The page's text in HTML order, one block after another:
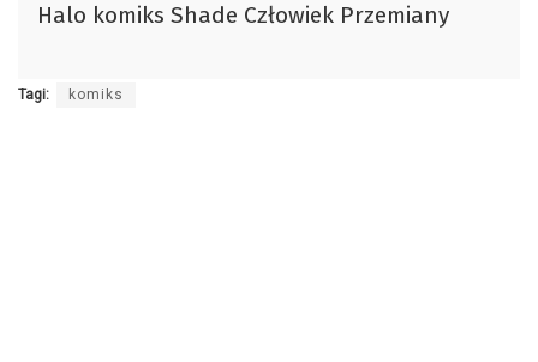
dźwiękowych
Halo komiks Shade Człowiek Przemiany
Tagi: komiks